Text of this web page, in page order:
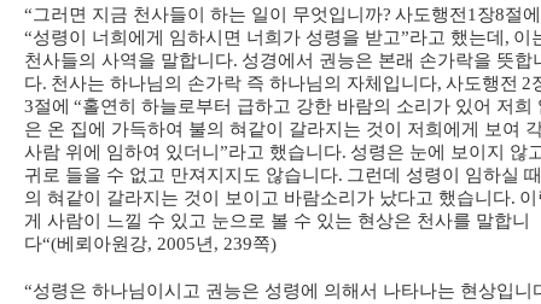
“그러면 지금 천사들이 하는 일이 무엇입니까? 사도행전 1 장8절에
“성령이 너희에게 임하시면 너희가 성령을 받고”라고 했는데 , 이
천사들의 사역을 말합니다. 성경에서 권능은 본래 손가락을 뜻합
다. 천사는 하나님의 손가락 즉 하나님의 자체입니다, 사도행전 2
3절에 “홀연히 하늘로부터 급하고 강한 바람의 소리가 있어 저희
은 온 집에 가득하여 불의 혀같이 갈라지는 것이 저희에게 보여
사람 위에 임하여 있더니 ”라고 했습니다. 성령은 눈에 보이지 않
귀로 들을 수 없고 만져지지도 않습니다. 그런데 성령이 임하실
의 혀같이 갈라지는 것이 보이고 바람소리가 났다고 했습니다.
게 사람이 느낄 수 있고 눈으로 볼 수 있는 현상은 천사를 말합니
다“(베뢰아원강, 2005년 , 239쪽)
“성령은 하나님이시고 권능은 성령에 의해서 나타나는 현상입니